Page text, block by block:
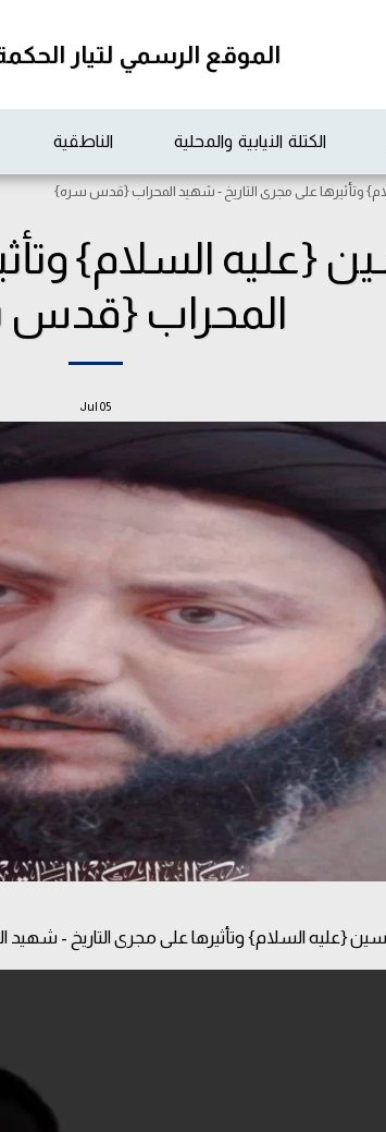
الموقع الرسمي لتيار
الكتلة النيابية والمحلية الناطقية
وتأثيرها على مجرى التاريخ - شهيد المحراب {قدس سره}
{عليه السلام}
المحراب
05
Jul
{عليه السلام} وتأثيرها على مجرى التاريخ -